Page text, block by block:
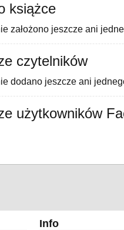
książce
założono jeszcze ani
czytelników
dodano jeszcze ani
użytkowników
Info